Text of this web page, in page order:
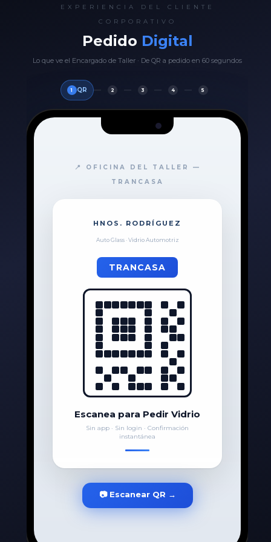
EXPERIENCIA DEL CLIENTE
CORPORATIVO
Pedido Digital
Lo que ve el Encargado de Taller · De QR a pedido en 60 segundos
1 QR 2 3 4 5
📍 OFICINA DEL TALLER —
TRANCASA
HNOS. RODRÍGUEZ
Auto Glass · Vidrio Automotriz
TRANCASA
Escanea para Pedir Vidrio
Sin app · Sin login · Confirmación
instantánea
📷 Escanear QR →